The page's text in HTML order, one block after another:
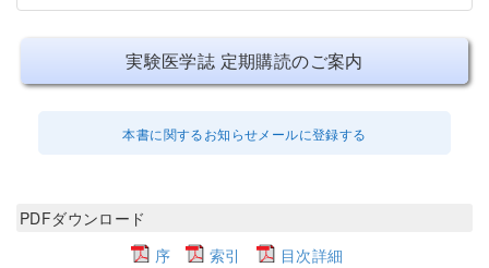
実験医学誌 定期購読のご案内
本書に関するお知らせメールに登録する
PDFダウンロード
序
索引 目次詳細